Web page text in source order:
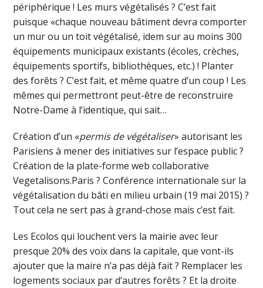
périphérique ! Les murs végétalisés ? C’est fait
puisque «chaque nouveau bâtiment devra comporter
un mur ou un toit végétalisé, idem sur au moins 300
équipements municipaux existants (écoles, crèches,
équipements sportifs, bibliothèques, etc.) ! Planter
des forêts ? C’est fait, et même quatre d’un coup ! Les
mêmes qui permettront peut-être de reconstruire
Notre-Dame à l’identique, qui sait…
Création d’un «permis de végétaliser» autorisant les
Parisiens à mener des initiatives sur l’espace public ?
Création de la plate-forme web collaborative
Vegetalisons.Paris ? Conférence internationale sur la
végétalisation du bâti en milieu urbain (19 mai 2015) ?
Tout cela ne sert pas à grand-chose mais c’est fait.
Les Ecolos qui louchent vers la mairie avec leur
presque 20% des voix dans la capitale, que vont-ils
ajouter que la maire n’a pas déjà fait ? Remplacer les
logements sociaux par d’autres forêts ? Et la droite